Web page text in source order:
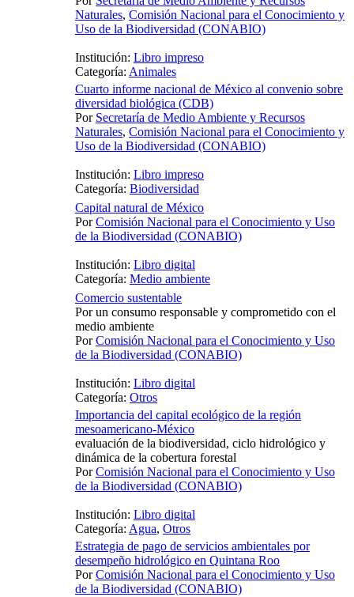
Naturales, Comisión Nacional para el Conocimiento y
Uso de la Biodiversidad (CONABIO)
Institución: Libro impreso
Categoría: Animales
Cuarto informe nacional de México al convenio sobre
diversidad biológica (CDB)
Por Secretaría de Medio Ambiente y Recursos
Naturales, Comisión Nacional para el Conocimiento y
Uso de la Biodiversidad (CONABIO)
Institución: Libro impreso
Categoría: Biodiversidad
Capital natural de México
PorComisión Nacional para el Conocimiento y Uso
de la Biodiversidad (CONABIO)
Institución: Libro digital
Categoría: Medio ambiente
Comercio sustentable
Por un consumo responsable y comprometido con el
medio ambiente
PorComisión Nacional para el Conocimiento y Uso
de la Biodiversidad (CONABIO)
Institución: Libro digital
Categoría: Otros
Importancia del capital ecológico de la región
mesoamericano-México
evaluación de la biodiversidad, ciclo hidrológico y
dinámica de la cobertura forestal
PorComisión Nacional para el Conocimiento y Uso
de la Biodiversidad (CONABIO)
Institución: Libro digital
Categoría: Agua, Otros
Estrategia de pago de servicios ambientales por
desempeño hidrológico en Quintana Roo
PorComisión Nacional para el Conocimiento y Uso
de la Biodiversidad (CONABIO)